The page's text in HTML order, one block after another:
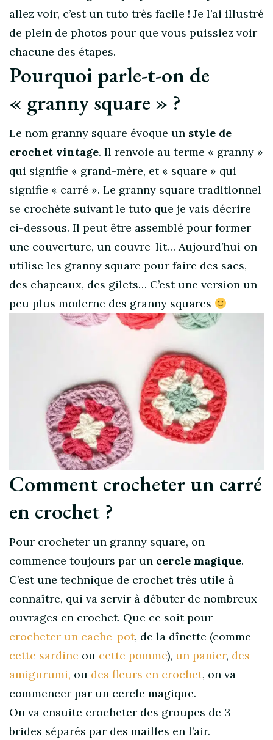
allez voir, c’est un tuto très facile ! Je l’ai illustré
de plein de photos pour que vous puissiez voir
chacune des étapes.
Pourquoi parle-t-on de
« granny square » ?
Le nom granny square évoque un style de
crochet vintage. Il renvoie au terme « granny »
qui signifie « grand-mère, et « square » qui
signifie « carré ». Le granny square traditionnel
se crochète suivant le tuto que je vais décrire
ci-dessous. Il peut être assemblé pour former
une couverture, un couvre-lit… Aujourd’hui on
utilise les granny square pour faire des sacs,
des chapeaux, des gilets… C’est une version un
peu plus moderne des granny squares
Comment crocheter un carré
en crochet ?
Pour crocheter un granny square, on
commence toujours par un cercle magique.
C’est une technique de crochet très utile à
connaître, qui va servir à débuter de nombreux
ouvrages en crochet. Que ce soit pour
crocheter un cache-pot, de la dînette (comme
cette sardine ou cette pomme), un panier, des
amigurumi, ou des fleurs en crochet, on va
commencer par un cercle magique.
On va ensuite crocheter des groupes de 3
brides séparés par des mailles en l’air.